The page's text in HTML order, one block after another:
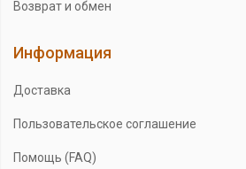
Возврат и обмен
Информация
Доставка
Пользовательское соглашение
Помощь (FAQ)